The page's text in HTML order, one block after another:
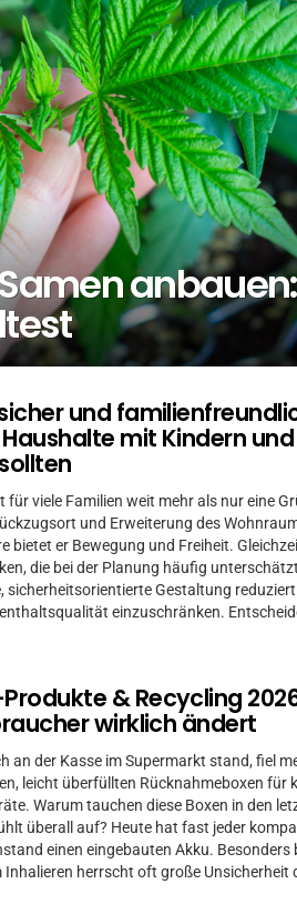
anbauen:
und
mit Kindern
für viele Familien weit mehr als nur eine
und Erweiterung des
bietet er Bewegung und Freiheit.
die bei der Planung häufig
sicherheitsorientierte Gestaltung
einzuschränken.
& Recycling
wirklich ändert
an der Kasse im Supermarkt stand, fiel
leicht überfüllten Rücknahmeboxen für
Warum tauchen diese Boxen in den
überall auf? Heute hat fast jeder
einen eingebauten Akku. Besonders
Inhalieren herrscht oft große Unsicherheit